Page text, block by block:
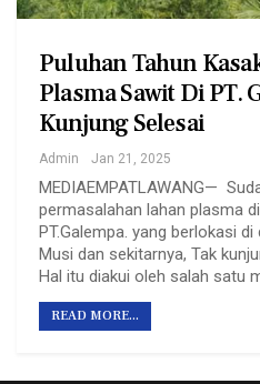
Puluhan Tahun
Plasma Sawit Di PT.
Kunjung Selesai
Admin Jan 21, 2025
MEDIAEMPATLAWANG—
permasalahan lahan plasma
PT.Galempa. yang berlokasi
Musi dan sekitarnya, Tak
Hal itu diakui oleh salah satu
READ MORE...